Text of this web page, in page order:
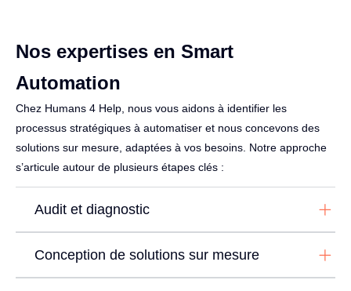
Nos expertises en Smart
Automation
Chez Humans 4 Help, nous vous aidons à identifier les
processus stratégiques à automatiser et nous concevons des
solutions sur mesure, adaptées à vos besoins. Notre approche
s’articule autour de plusieurs étapes clés :
Audit et diagnostic
Conception de solutions sur mesure